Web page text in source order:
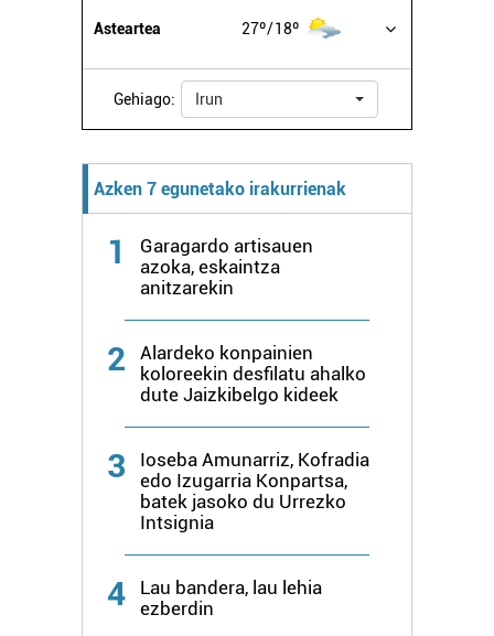
Asteartea 27º 18º
Gehiago: Irun
Azken 7 egunetako irakurrienak
1
Garagardo artisauen
azoka, eskaintza
anitzarekin
2
Alardeko konpainien
koloreekin desfilatu ahalko
dute Jaizkibelgo kideek
3
Ioseba Amunarriz, Kofradia
edo Izugarria Konpartsa,
batek jasoko du Urrezko
Intsignia
4
Lau bandera, lau lehia
ezberdin